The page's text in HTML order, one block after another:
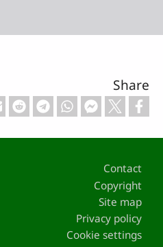
Share
Footer
Contact
Copyright
Site map
Privacy policy
Cookie settings